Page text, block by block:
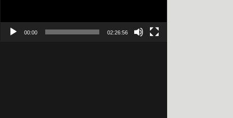
00:00 02:26:56